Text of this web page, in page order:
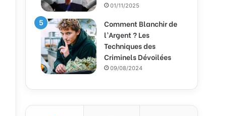
01/11/2025
Comment Blanchir de
l’Argent ? Les
Techniques des
Criminels Dévoilées
09/08/2024